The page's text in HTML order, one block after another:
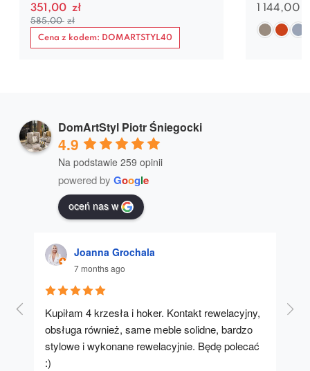
351,00 zł
585,00 zł
Cena z kodem: DOMARTSTYL40
1 144,00
DomArtStyl Piotr Śniegocki
4.9
Na podstawie 259 opinii
powered by Google
oceń nas w
Joanna Grochala
7 months ago
Kupiłam 4 krzesła i hoker. Kontakt rewelacyjny,
obsługa również, same meble solidne, bardzo
stylowe i wykonane rewelacyjnie. Będę polecać
:)
A